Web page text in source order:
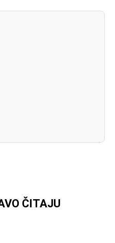
ČITAJU